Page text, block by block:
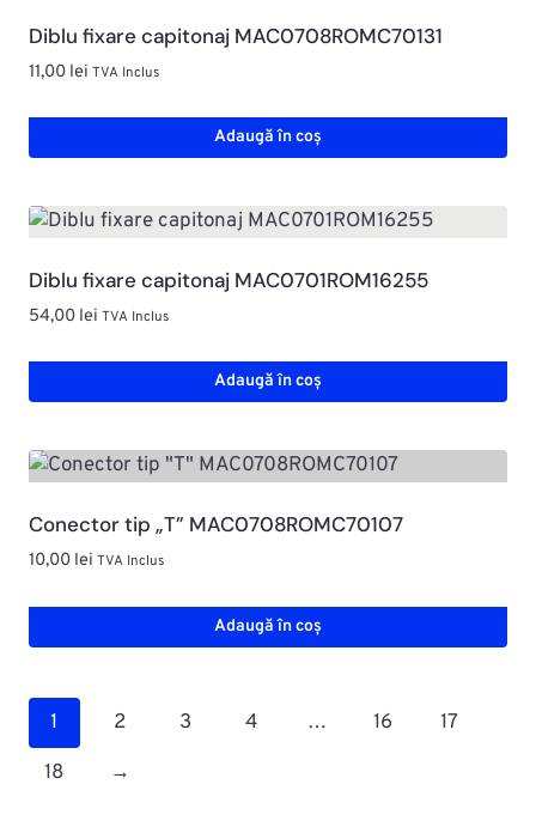
Diblu fixare capitonaj MAC0708ROMC70131
11,00 lei TVA Inclus
Adaugă în coș
Diblu fixare capitonaj MAC0701ROM16255
54,00 lei TVA Inclus
Adaugă în coș
Conector tip „T” MAC0708ROMC70107
10,00 lei TVA Inclus
Adaugă în coș
1 2 3 4 … 16
17
18
→